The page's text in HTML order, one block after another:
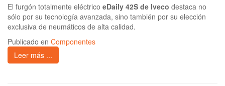
El furgón totalmente eléctrico eDaily 42S de Iveco destaca no
sólo por su tecnología avanzada, sino también por su elección
exclusiva de neumáticos de alta calidad.
Publicado en Componentes
Leer más ...